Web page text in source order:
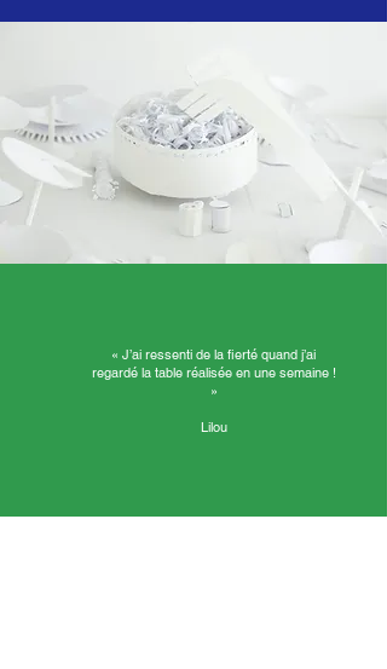
« J’ai ressenti de la fierté quand j’ai
regardé la table réalisée en une semaine !
»
Lilou